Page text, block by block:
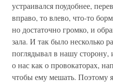
устраивался поудобнее,
вправо, то влево, что-то
но достаточно громко, и
зала. И так было несколько
поглядывал в нашу
о нас как о провокаторах,
чтобы ему мешать. Поэтому